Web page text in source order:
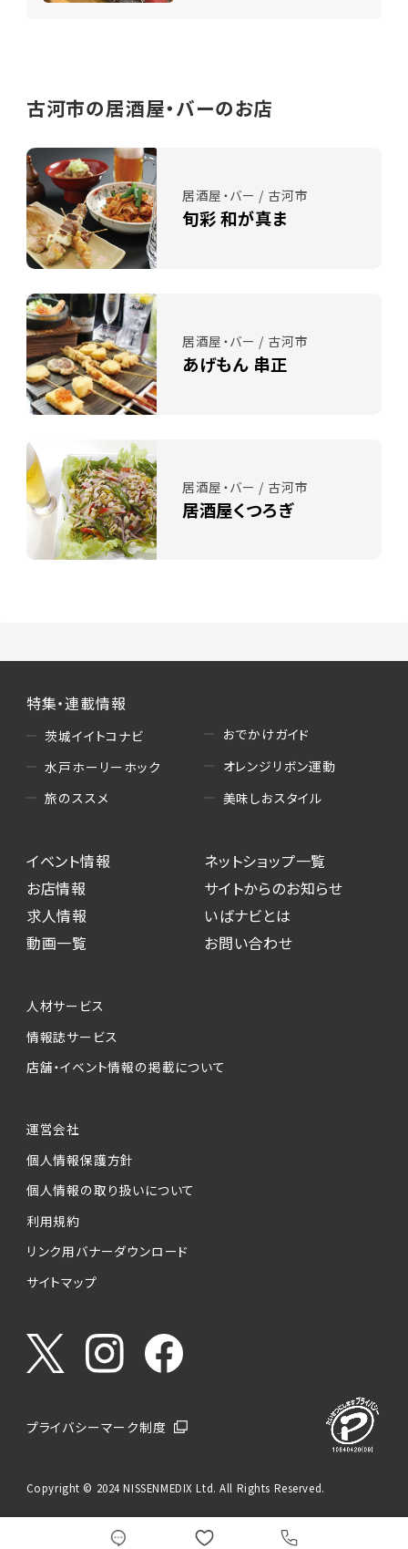
古河市の居酒屋・バーのお店
居酒屋・バー / 古河市
旬彩 和が真ま
居酒屋・バー / 古河市
あげもん 串正
居酒屋・バー / 古河市
居酒屋くつろぎ
特集・連載情報
茨城イイトコナビ
水戸ホーリーホック
旅のススメ
おでかけガイド
オレンジリボン運動
美味しおスタイル
イベント情報
お店情報
求人情報
動画一覧
ネットショップ一覧
サイトからのお知らせ
いばナビとは
お問い合わせ
人材サービス
情報誌サービス
店舗・イベント情報の掲載について
運営会社
個人情報保護方針
個人情報の取り扱いについて
利用規約
リンク用バナーダウンロード
サイトマップ
プライバシーマーク制度
Copyright © 2024 NISSENMEDIX Ltd. All Rights Reserved.